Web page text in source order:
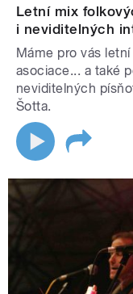
Letní mix
i neviditelných
Máme pro vás
asociace... a také
neviditelných
Šotta.